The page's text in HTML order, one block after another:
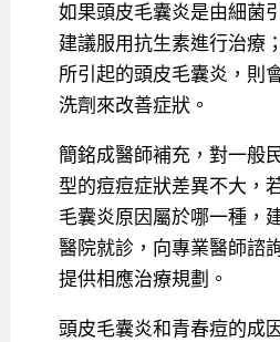
如果頭皮毛囊炎是由細菌
建議服用抗生素進行治療
所引起的頭皮毛囊炎，則
洗劑來改善症狀。
簡銘成醫師補充，對一般
型的痘痘症狀差異不大，
毛囊炎原因屬於哪一種，
醫院就診，向專業醫師諮
提供相應治療規劃。
頭皮毛囊炎和青春痘的成